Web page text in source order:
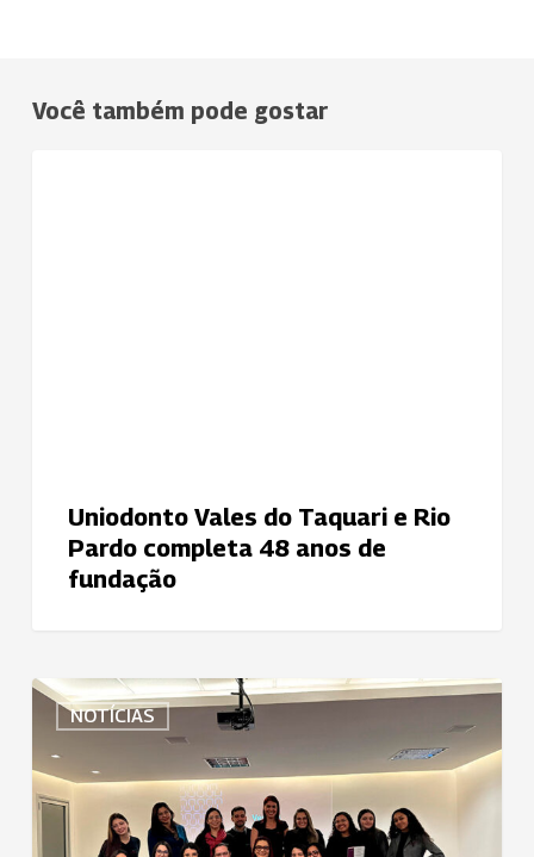
Você também pode gostar
fundação
Uniodonto Vales do Taquari e Rio
Pardo completa 48 anos de
fundação
NOTÍCIAS
Treinamento
esclarece
sobre
vendas
de
atos